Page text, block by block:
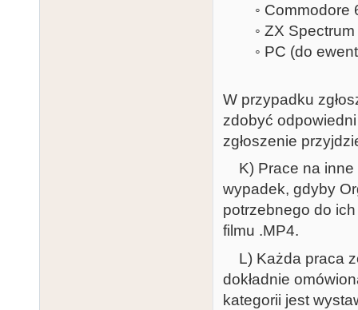
◦ Commodore
◦ ZX Spectrum
◦ PC (do
W przypadku
zdobyć
zgłoszenie
K) Prace na inne
wypadek, gdyby
potrzebnego do
filmu .MP4.
L) Każda praca
dokładnie
kategorii jest